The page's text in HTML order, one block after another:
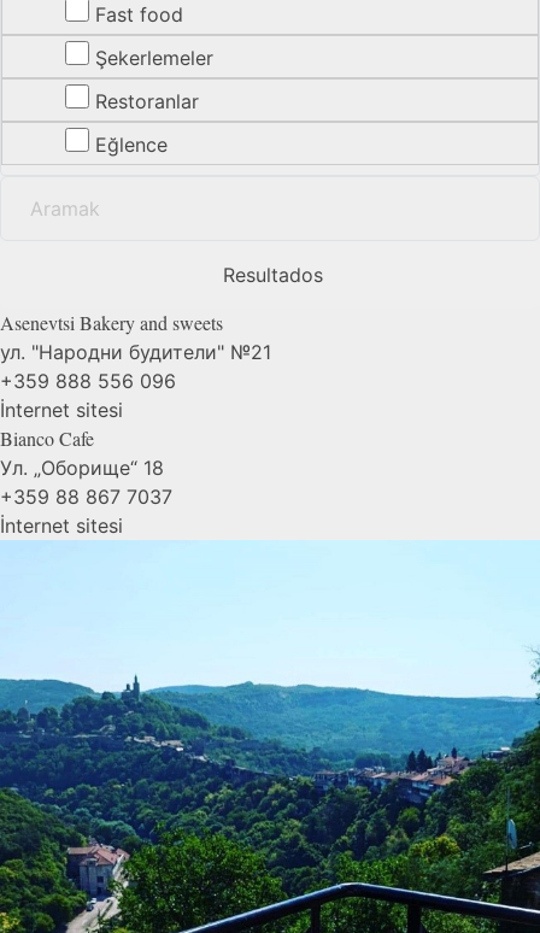
Fast food
Şekerlemeler
Restoranlar
Eğlence
Resultados
Asenevtsi Bakery and sweets
ул. "Народни будители" №21
+359 888 556 096
İnternet sitesi
BiancoCafe
Ул. „Оборище“ 18
+359 88 867 7037
İnternet sitesi